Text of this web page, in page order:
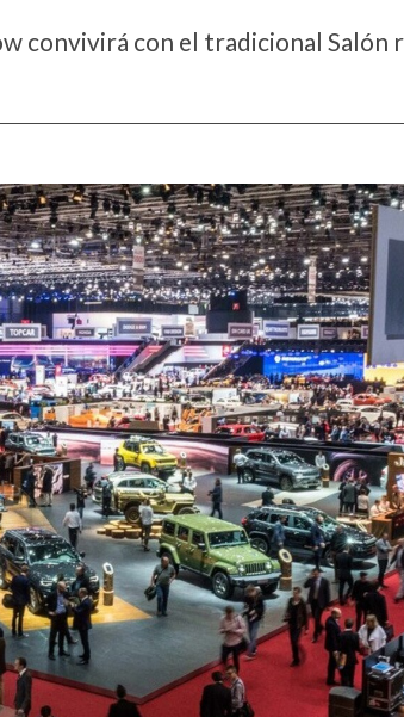
convivirá con el tradicional Salón